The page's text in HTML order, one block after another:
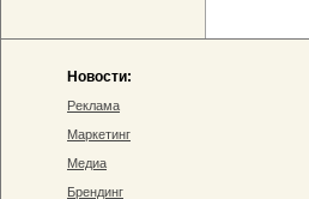
Новости:
Реклама
Маркетинг
Медиа
Брендинг